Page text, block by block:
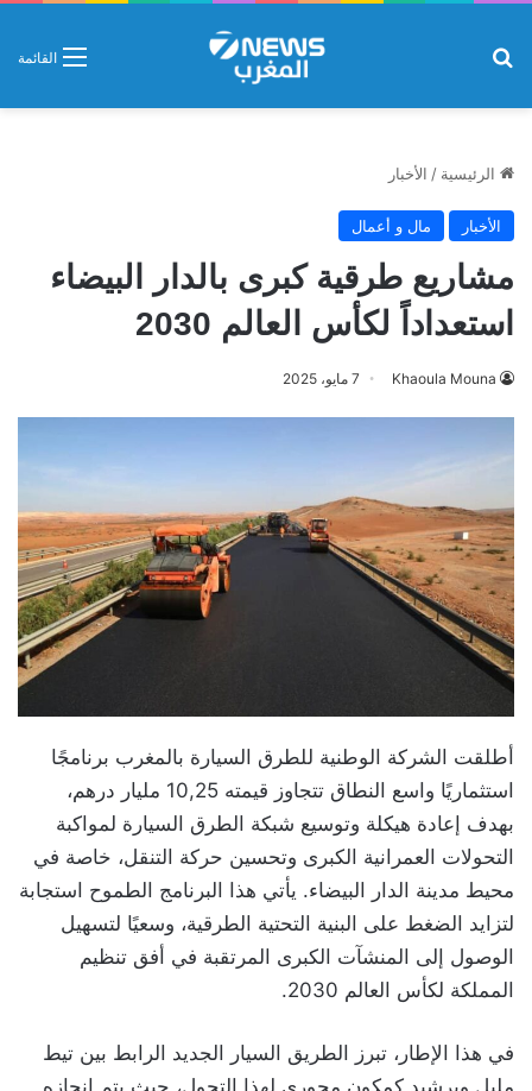
القائمة
الرئيسية / الأخبار
الأخبار مال و أعمال
مشاريع طرقية كبرى بالدار البيضاء
استعداداً لكأس العالم 2030
Khaoula Mouna 7 مايو، 2025
أطلقت الشركة الوطنية للطرق السيارة بالمغرب برنامجًا
استثماريًا واسع النطاق تتجاوز قيمته 10,25 مليار درهم،
بهدف إعادة هيكلة وتوسيع شبكة الطرق السيارة لمواكبة
التحولات العمرانية الكبرى وتحسين حركة التنقل، خاصة في
محيط مدينة الدار البيضاء. يأتي هذا البرنامج الطموح استجابة
لتزايد الضغط على البنية التحتية الطرقية، وسعيًا لتسهيل
الوصول إلى المنشآت الكبرى المرتقبة في أفق تنظيم
المملكة لكأس العالم 2030.
في هذا الإطار، تبرز الطريق السيار الجديد الرابط بين تيط
مليل وبرشيد كمكون محوري لهذا التحول، حيث يتم إنجازه